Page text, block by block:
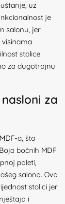
uz
je
salonu, jer
stolice
za dugotrajnu
za
a, što
bočnih MDF
paleti,
salona. Ova
stolici jer
i